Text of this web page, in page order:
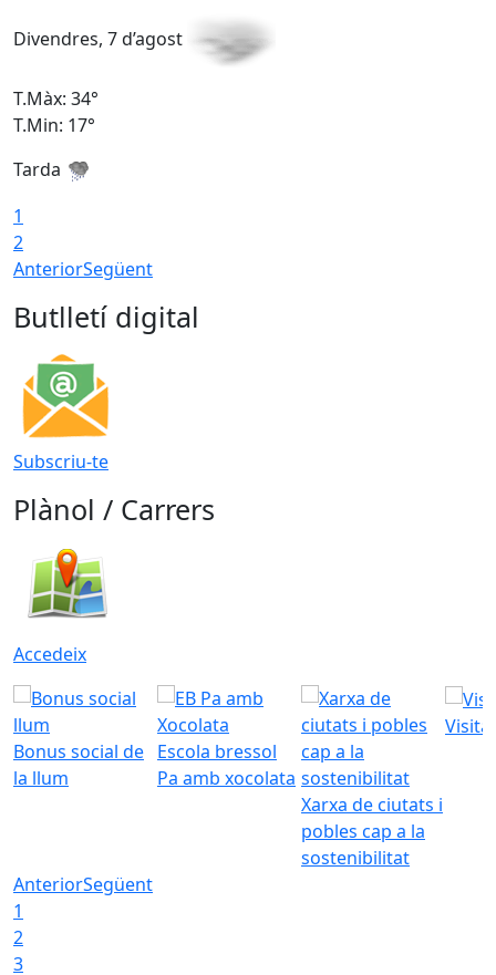
Divendres, 7 d’agost
T.Màx: 34°
T.Min: 17°
Tarda
1
2
AnteriorSegüent
Butlletí digital
Subscriu-te
Plànol / Carrers
Accedeix
Bonus social de
la llum
Escola bressol
Pa amb xocolata
Xarxa de ciutats i
pobles cap a la
sostenibilitat
Visita
AnteriorSegüent
1
2
3